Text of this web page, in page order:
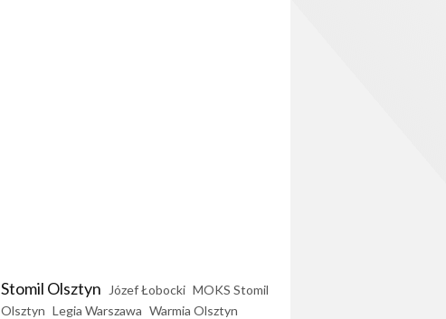
Stomil Olsztyn Józef Łobocki MOKS Stomil
Olsztyn Legia Warszawa Warmia Olsztyn